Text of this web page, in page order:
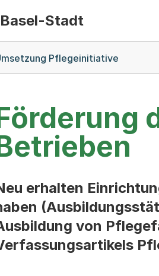
Stadt
Pflegeinitiative
erhalten
von